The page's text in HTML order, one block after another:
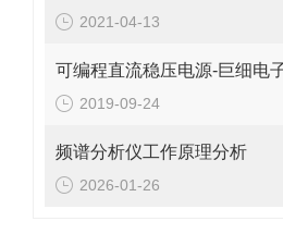
2021-04-13
2019-09-24
频谱分析仪工作原理分析
2026-01-26